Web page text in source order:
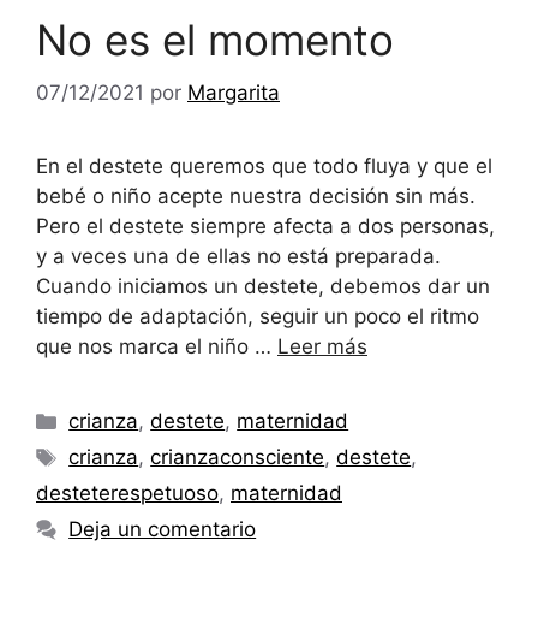
No es el momento
07/12/2021 por Margarita
En el destete queremos que todo fluya y que el
bebé o niño acepte nuestra decisión sin más.
Pero el destete siempre afecta a dos personas,
y a veces una de ellas no está preparada.
Cuando iniciamos un destete, debemos dar un
tiempo de adaptación, seguir un poco el ritmo
que nos marca el niño … Leer más
Categorías
crianza,destete, maternidad
Etiquetas
crianza,crianzaconsciente,destete,
desteterespetuoso, maternidad
Deja un comentario